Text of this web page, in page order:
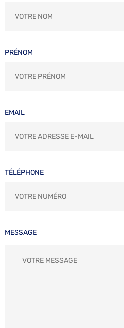
PRÉNOM
EMAIL
TÉLÉPHONE
MESSAGE